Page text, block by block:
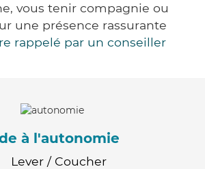
vous tenir compagnie ou
une présence rassurante
rappelé par un conseiller
à l'autonomie
Lever / Coucher